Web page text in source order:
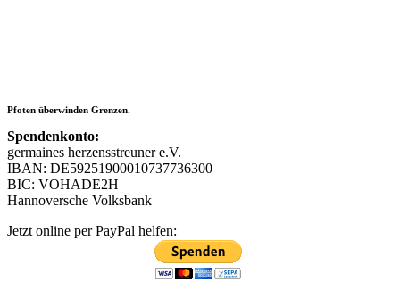
Pfoten überwinden Grenzen.
Spendenkonto:
germaines herzensstreuner e.V.
IBAN: DE59251900010737736300
BIC: VOHADE2H
Hannoversche Volksbank
Jetzt online per PayPal helfen: